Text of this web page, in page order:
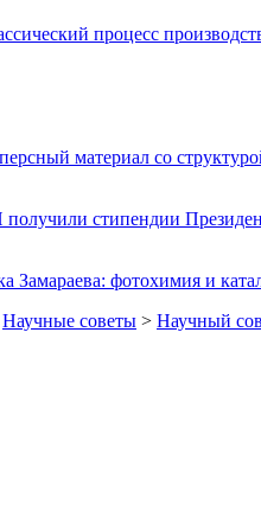
процесс
материал со
стипендии
Замараева: фотохимия и
Научные советы > Научный